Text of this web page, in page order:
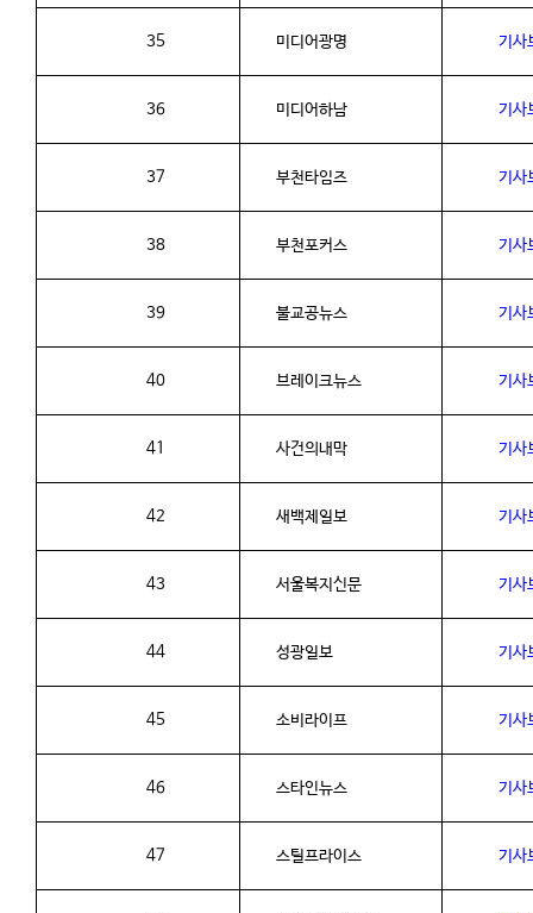
35 미디어광명 기사
36 미디어하남 기사
37 부천타임즈 기사
38 부천포커스 기사
39 불교공뉴스 기사
40 브레이크뉴스 기사
41 사건의내막 기사
42 새백제일보 기사
43 서울복지신문 기사
44 성광일보 기사
45 소비라이프 기사
46 스타인뉴스 기사
47 스틸프라이스 기사